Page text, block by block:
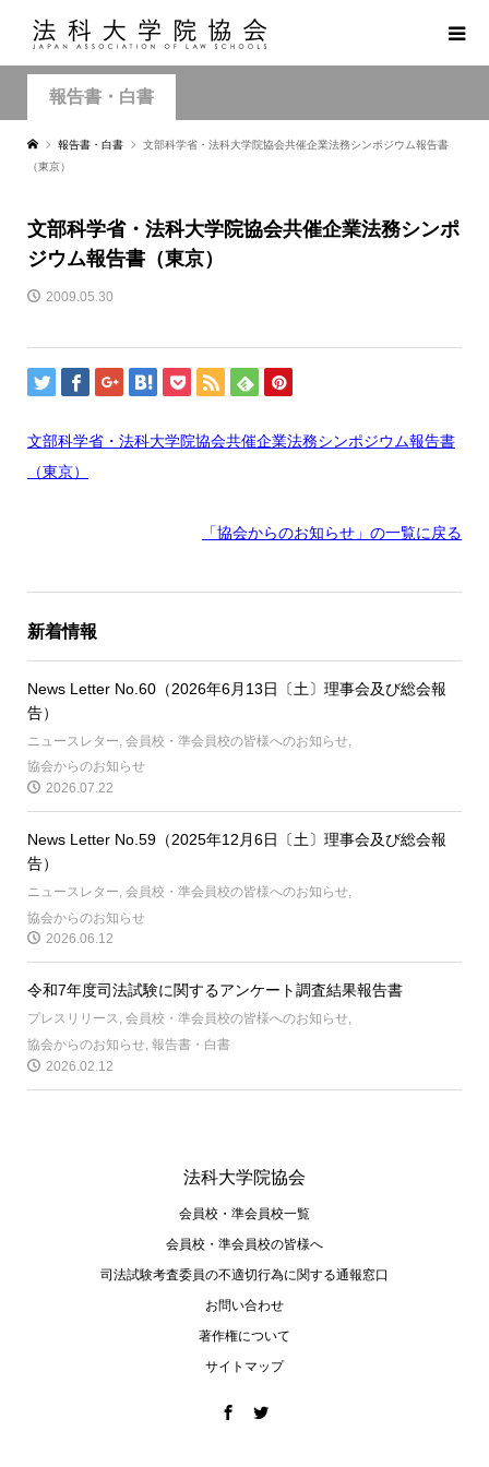
報告書・白書
報告書・白書
文部科学省・法科大学院協会共催企業法務シンポジウム報告書
（東京）
文部科学省・法科大学院協会共催企業法務シンポ
ジウム報告書（東京）
2009.05.30
文部科学省・法科大学院協会共催企業法務シンポジウム報告書
（東京）
「協会からのお知らせ 」の一覧に戻る
新着情報
News Letter No.60（2026年6月13日〔土〕理事会及び総会報
告）
ニュースレター 会員校・準会員校の皆様へのお知らせ
協会からのお知らせ
2026.07.22
News Letter No.59（2025年12月6日〔土〕理事会及び総会報
告）
ニュースレター, 会員校・準会員校の皆様へのお知らせ,
協会からのお知らせ
2026.06.12
令和7年度司法試験に関するアンケート調査結果報告書
プレスリリース, 会員校・準会員校の皆様へのお知らせ,
協会からのお知らせ 報告書・白書
2026.02.12
法科大学院協会
会員校・準会員校一覧
会員校・準会員校の皆様へ
司法試験考査委員の不適切⾏為に関する通報窓⼝
お問い合わせ
著作権について
サイトマップ